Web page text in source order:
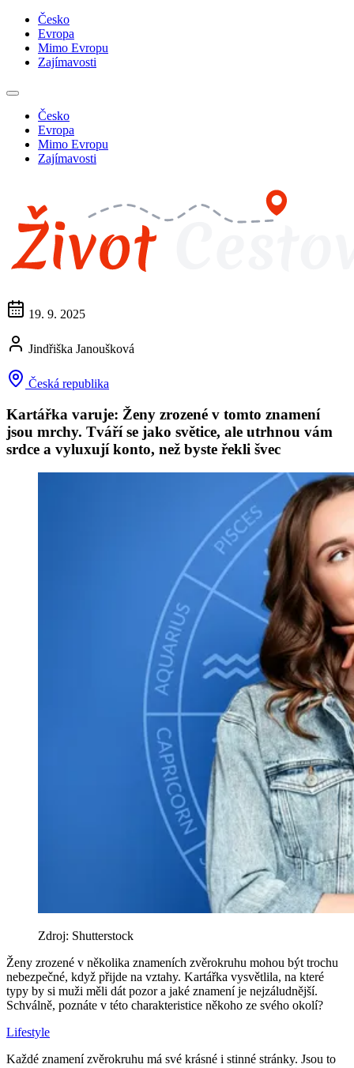
Česko
Evropa
Mimo Evropu
Zajímavosti
Česko
Evropa
Mimo Evropu
Zajímavosti
19. 9. 2025
Jindřiška Janoušková
Česká republika
Kartářka varuje: Ženy zrozené v tomto znamení
jsou mrchy. Tváří se jako světice, ale utrhnou vám
srdce a vyluxují konto, než byste řekli švec
Zdroj: Shutterstock
Ženy zrozené v několika znameních zvěrokruhu mohou být trochu
nebezpečné, když přijde na vztahy. Kartářka vysvětlila, na které
typy by si muži měli dát pozor a jaké znamení je nejzáludnější.
Schválně, poznáte v této charakteristice někoho ze svého okolí?
Lifestyle
Každé znamení zvěrokruhu má své krásné i stinné stránky. Jsou to